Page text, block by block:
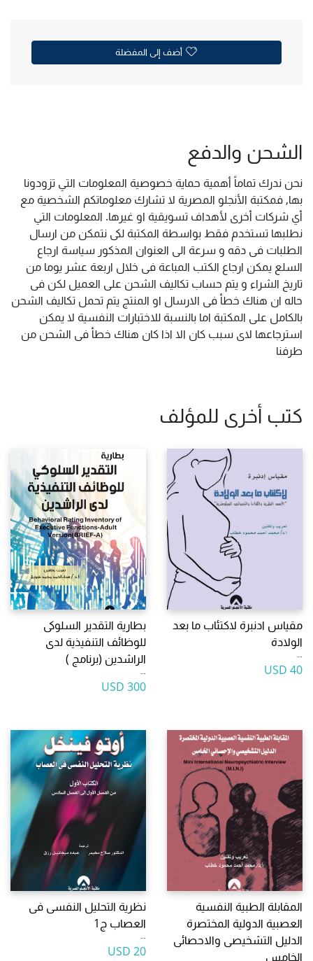
أضف إلى المفضلة
الشحن والدفع
نحن ندرك تماماً أهمية حماية خصوصية المعلومات التي تزودونا
بها, فمكتبة الأنجلو المصرية لا تشارك معلوماتكم الشخصية مع
أي شركات أخرى لأهداف تسويقية او غيرها. المعلومات التي
نطلبها تستخدم فقط بواسطة المكتبة لكى نتمكن من ارسال
الطلبات فى دقه و سرعة الى العنوان المذكور سياسة ارجاع
السلع يمكن ارجاع الكتب المباعة فى خلال اربعة عشر يوما من
تاريخ الشراء و يتم حساب تكاليف الشحن على العميل لكن فى
حاله ان هناك خطأ فى الارسال او المنتج يتم تحمل تكاليف الشحن
بالكامل على المكتبة اما بالنسبة للاختبارات النفسية لا يمكن
استرجاعها لاى سبب كان الا اذا كان هناك خطأ فى الشحن من
طرفنا
كتب أخرى للمؤلف
مقياس ادنبرة لاكتئاب ما بعد
الولادة
--
40 USD
بطارية التقدير السلوكى
للوظائف التنفيذية لدى
الراشدين (برنامج )
--
300 USD
المقابلة الطبية النفسية
العصبية الدولية المختصرة
الدليل التشخيصى والاحصائى
الخامس
نظرية التحليل النفسى فى
العصاب ج1
--
20 USD